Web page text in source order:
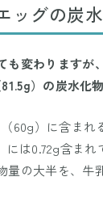
ッグの炭
も変わりますが
）の炭水化物
60g）に含まれ
には0.72g含ま
量の大半を、牛